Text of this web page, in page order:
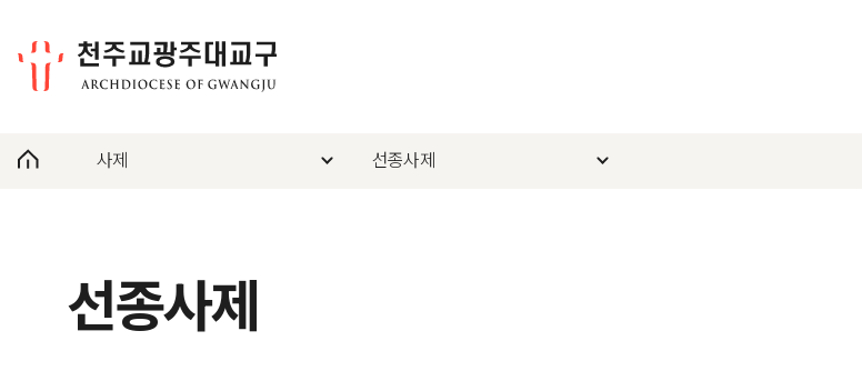
사제 선종사제
선종사제